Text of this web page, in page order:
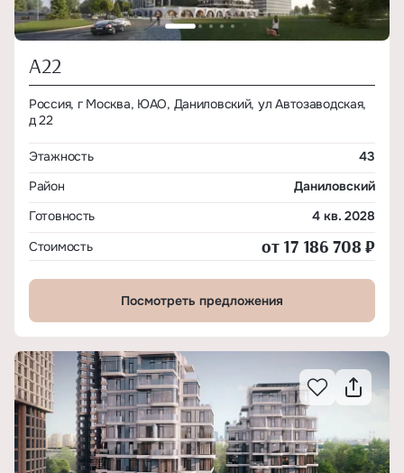
А22
Россия, г Москва, ЮАО, Даниловский, ул Автозаводская,
д 22
Этажность
43
Район
Даниловский
Готовность
4 кв. 2028
Стоимость
от 17 186 708 ₽
Посмотреть предложения